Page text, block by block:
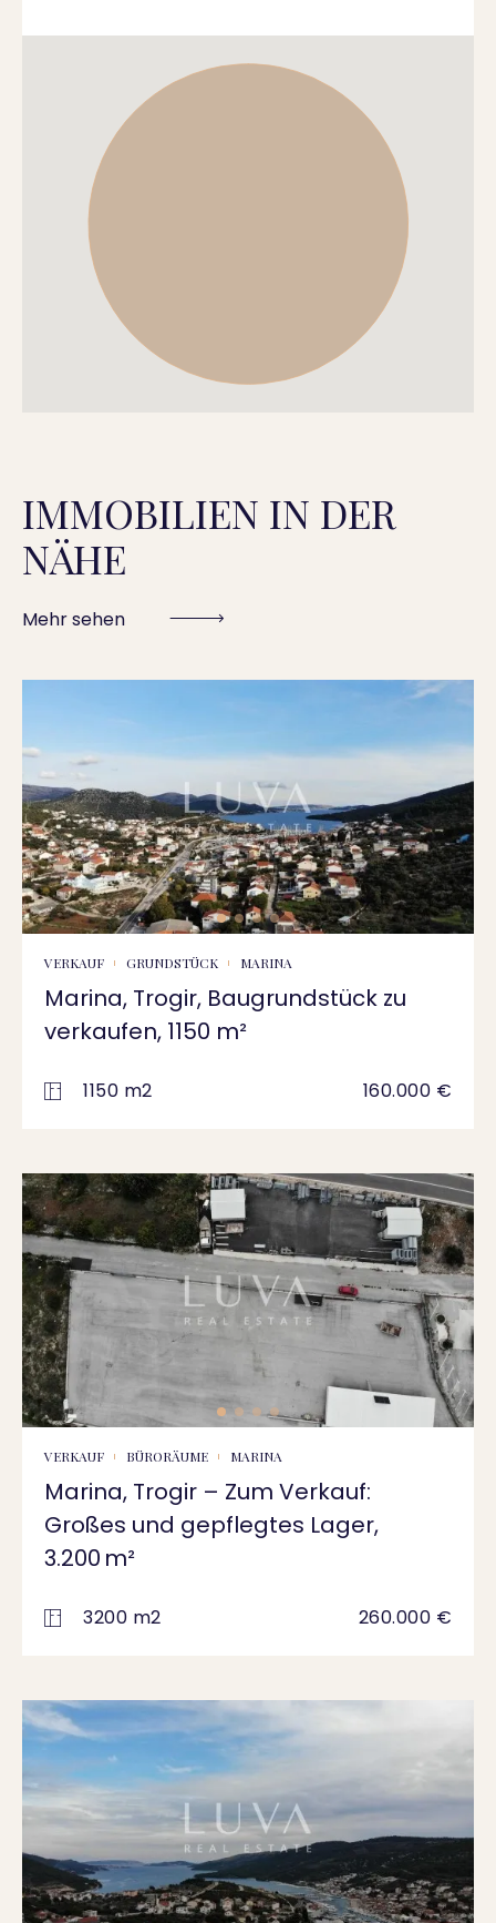
IMMOBILIEN IN DER
NÄHE
Mehr sehen
VERKAUF GRUNDSTÜCK MARINA
Marina, Trogir, Baugrundstück zu
verkaufen, 1150 m²
1150 m2 160.000 €
VERKAUF BÜRORÄUME MARINA
Marina, Trogir – Zum Verkauf:
Großes und gepflegtes Lager,
3.200 m²
3200 m2 260.000 €